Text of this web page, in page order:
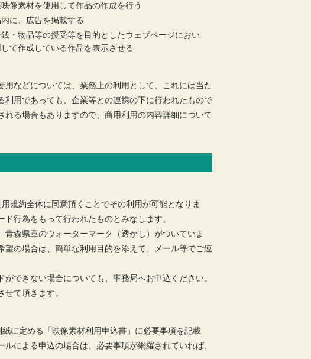
像素材を使用して作品の作成を行う
に、広告を掲載する
・物品等の授受等を目的としたウェブページにおい
て作成している作品を表示させる
などについては、業務上の利用として、これには当た
利用であっても、企業等との連携の下に行われたもので
る場合もありますので、商用利用の内容詳細について
規約全体に同意頂くことでその利用が可能となりま
行為をもって行われたものとみなします。
森県章のウォーターマーク（透かし）がついていま
の場合は、簡単な利用目的を添えて、メール等でご連
できない場合についても、事務局へお申込ください。
て頂きます。
に定める「映像素材利用申込書」に必要事項を記載
による申込の場合は、必要事項が網羅されていれば、